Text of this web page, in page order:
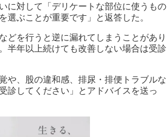
に対して「デリケートな部位に使うもの
ぶことが重要です」と返答した。
どを行うと逆に漏れてしまうことがあり
半年以上続けても改善しない場合は受診
や、股の違和感、排尿・排便トラブルな
診してください」とアドバイスを送っ